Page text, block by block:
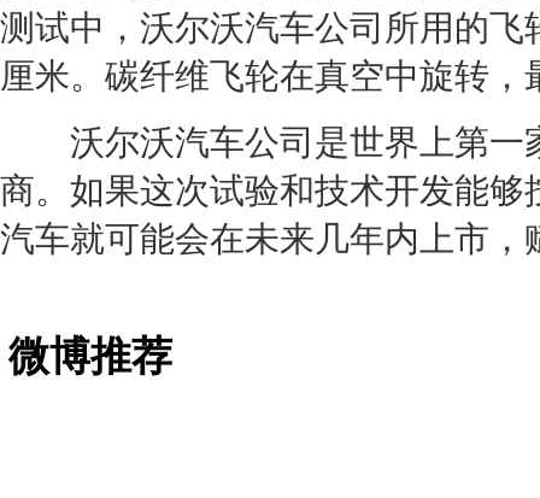
测试中， 沃尔沃汽车公司所用的飞
厘米。碳纤维飞轮在真空中旋转
沃尔沃汽车公司是世界上第一
商。如果这次试验和技术开发能
汽车就可能会在未来几年内上市
微博推荐